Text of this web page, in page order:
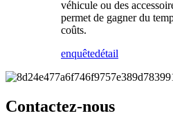
véhicule ou des
permet de gagner du
coûts.
enquêtedétail
Contactez-nous